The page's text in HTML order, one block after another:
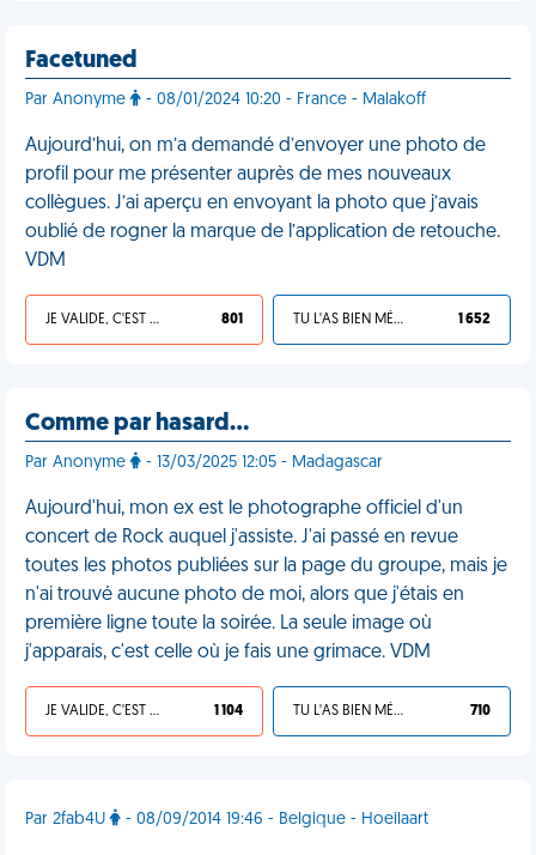
Facetuned
Par Anonyme - 08/01/2024 10:20 - France - Malakoff
Aujourd’hui, on m’a demandé d’envoyer une photo de
profil pour me présenter auprès de mes nouveaux
collègues. J’ai aperçu en envoyant la photo que j’avais
oublié de rogner la marque de l’application de retouche.
VDM
JE VALIDE, C'EST UNE VDM 801 TU L'AS BIEN MÉRITÉ 1 652
Comme par hasard…
Par Anonyme - 13/03/2025 12:05 - Madagascar
Aujourd'hui, mon ex est le photographe officiel d'un
concert de Rock auquel j'assiste. J'ai passé en revue
toutes les photos publiées sur la page du groupe, mais je
n'ai trouvé aucune photo de moi, alors que j'étais en
première ligne toute la soirée. La seule image où
j'apparais, c'est celle où je fais une grimace. VDM
JE VALIDE, C'EST UNE VDM 1 104 TU L'AS BIEN MÉRITÉ 710
Par 2fab4U - 08/09/2014 19:46 - Belgique - Hoeilaart